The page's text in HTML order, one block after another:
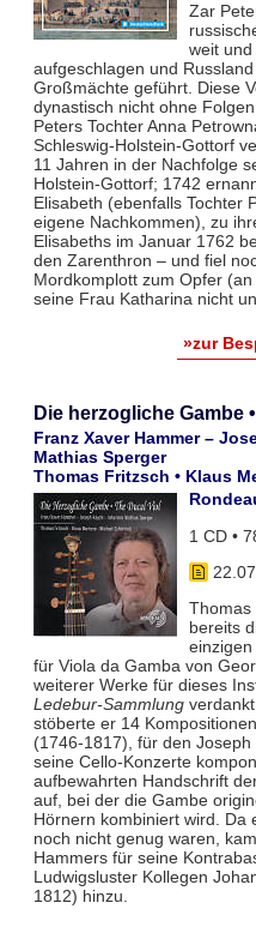
Zar
weit
aufgeschlagen und
Großmächte geführt. Diese
dynastisch nicht ohne
Peters Tochter Anna
Schleswig-Holstein-Gottorf
11 Jahren in der Nachfolge
Holstein-Gottorf; 1742
Elisabeth (ebenfalls Tochter
eigene Nachkommen), zu
Elisabeths im Januar 1762
den Zarenthron – und fiel
Mordkomplott zum Opfer
seine Frau Katharina nicht
»zur
Die herzogliche Gambe
Franz Xaver Hammer –
Mathias Sperger
Thomas Fritzsch • Klaus
1 CD •
Thomas
bereits
für Viola da Gamba von
weiterer Werke für dieses
Ledebur-Sammlung
stöberte er 14
(1746-1817), für den
seine Cello-Konzerte
aufbewahrten Handschrift
auf, bei der die Gambe
Hörnern kombiniert wird. Da
noch nicht genug waren,
Hammers für seine
Ludwigsluster Kollegen
1812) hinzu.